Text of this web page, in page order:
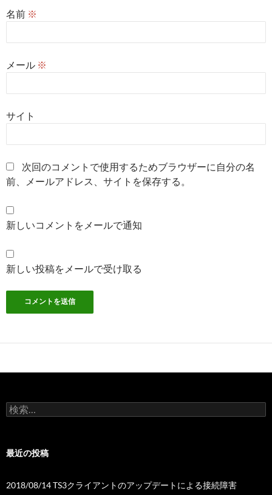
名前 ※
メール ※
サイト
次回のコメントで使用するためブラウザーに自分の名
前、メールアドレス、サイトを保存する。
新しいコメントをメールで通知
新しい投稿をメールで受け取る
検
索:
最近の投稿
2018/08/14 TS3クライアントのアップデートによる接続障害